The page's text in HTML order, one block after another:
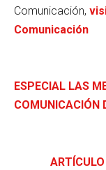
Comunicación,
Comunicación
ESPECIAL LAS
COMUNICACIÓN